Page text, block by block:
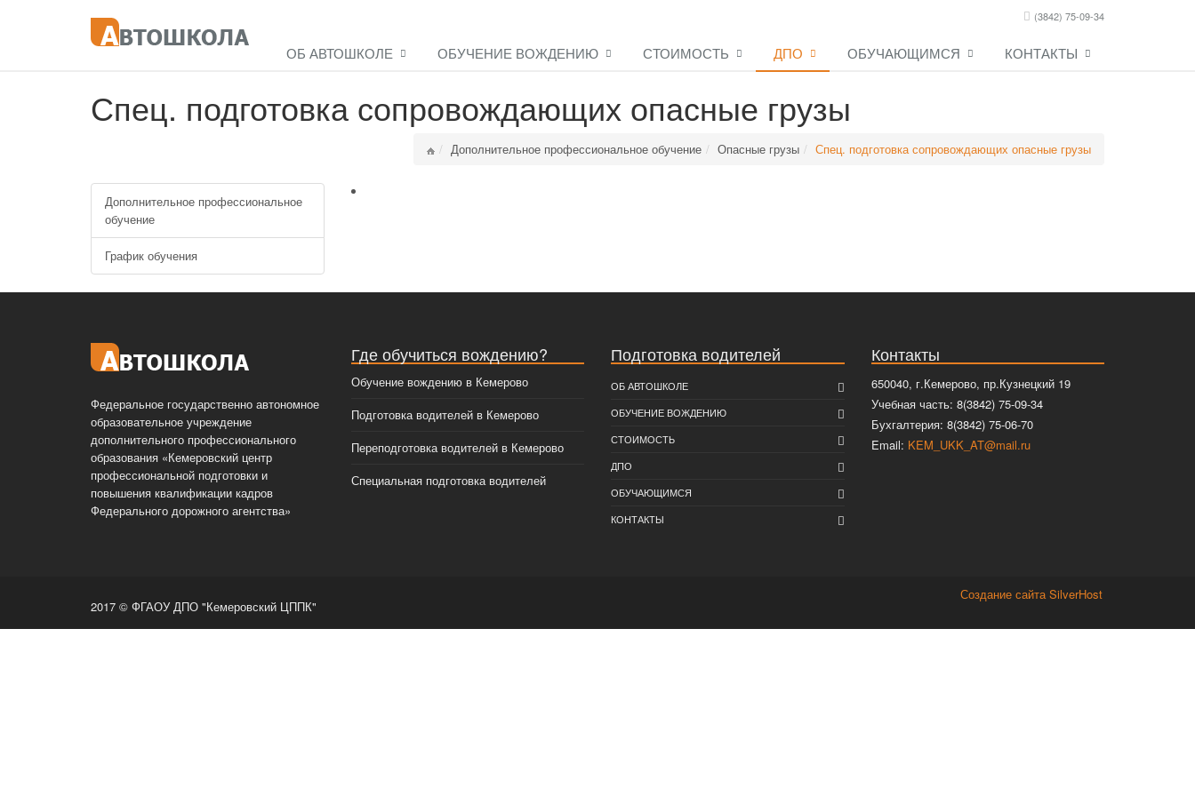
(3842) 75-09-34
ОБ АВТОШКОЛЕ ОБУЧЕНИЕ ВОЖДЕНИЮ СТОИМОСТЬ ДПО ОБУЧАЮЩИМСЯ КОНТАКТЫ
Спец. подготовка сопровождающих опасные грузы
Дополнительное профессиональное обучение Опасные грузы Спец. подготовка сопровождающих опасные грузы
Дополнительное профессиональное
обучение
График обучения
Федеральное государственно автономное
образовательное учреждение
дополнительного профессионального
образования «Кемеровский центр
профессиональной подготовки и
повышения квалификации кадров
Федерального дорожного агентства»
Где обучиться вождению?
Обучение вождению в Кемерово
Подготовка водителей в Кемерово
Переподготовка водителей в Кемерово
Специальная подготовка водителей
Подготовка водителей
ОБ АВТОШКОЛЕ
ОБУЧЕНИЕ ВОЖДЕНИЮ
СТОИМОСТЬ
ДПО
ОБУЧАЮЩИМСЯ
КОНТАКТЫ
Контакты
650040, г.Кемерово, пр.Кузнецкий 19
Учебная часть: 8(3842) 75-09-34
Бухгалтерия: 8(3842) 75-06-70
Email: KEM_UKK_AT@mail.ru
2017 © ФГАОУ ДПО "Кемеровский ЦППК"
Создание сайта SilverHost